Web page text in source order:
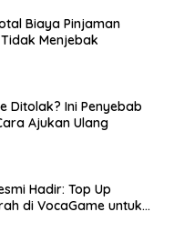
Biaya Pinjaman
Menjebak
Ditolak? Ini Penyebab
Ajukan Ulang
Hadir: Top Up
di VocaGame untuk